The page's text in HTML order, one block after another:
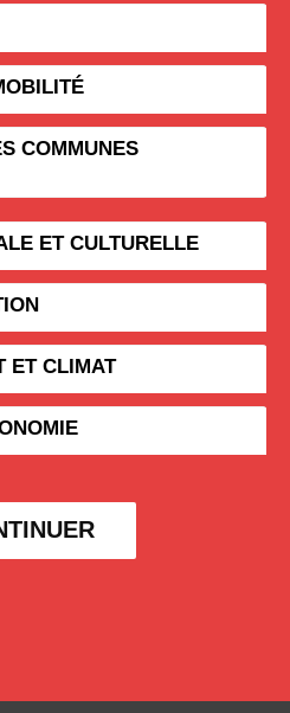
COMMUNES
ET CULTURELLE
ET CLIMAT